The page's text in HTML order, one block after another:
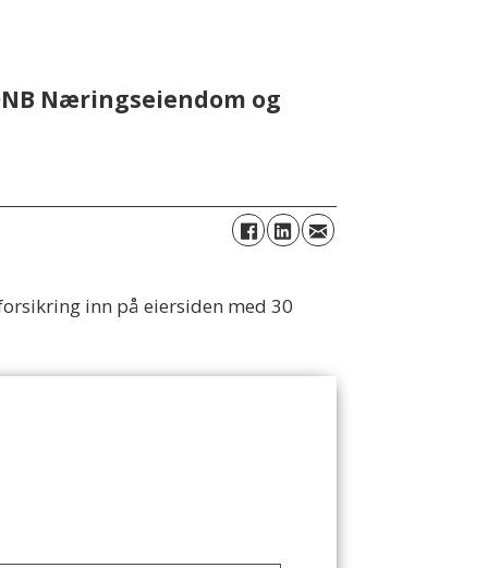
Næringseiendom og
inn på eiersiden med 30